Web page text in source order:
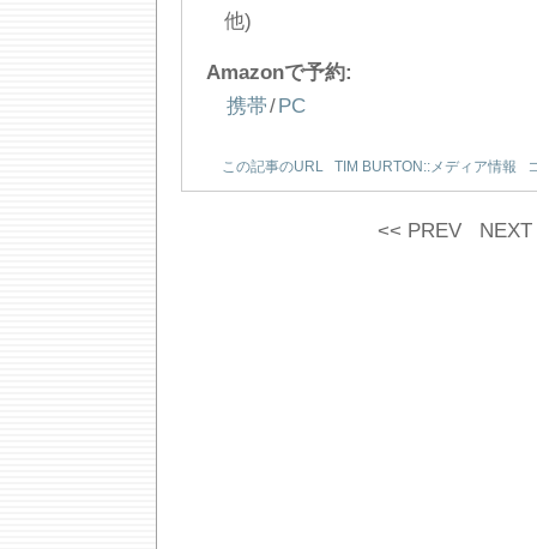
他)
Amazonで予約:
携帯/PC
この記事のURL TIM BURTON::メディア情報
<< PREV